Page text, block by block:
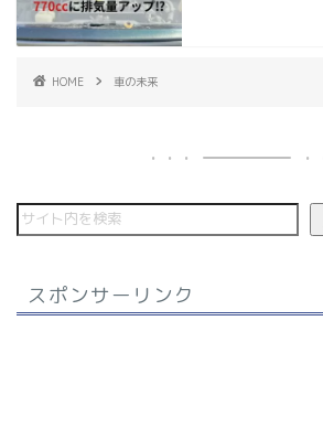
HOME 車の未来
スポンサーリンク